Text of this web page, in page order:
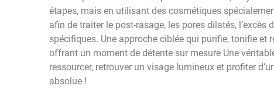
étapes, mais en utilisant des cosmétiques
afin de traiter le post-rasage, les pores dilatés, l’excès
spécifiques. Une approche ciblée qui purifie, tonifie et
offrant un moment de détente sur mesure Une
ressourcer, retrouver un visage lumineux et profiter
absolue !